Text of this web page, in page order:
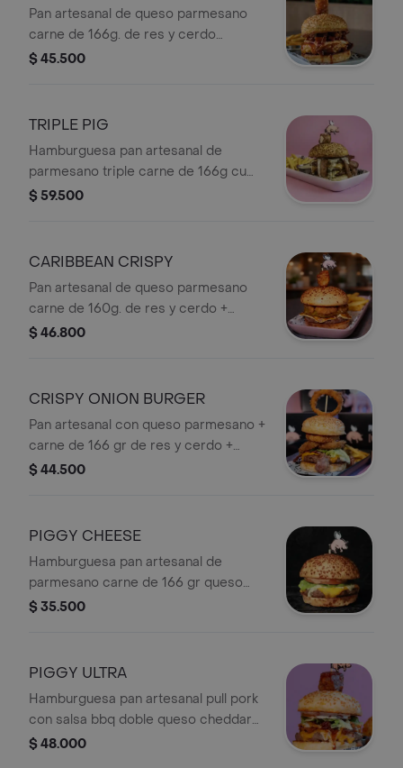
Pan artesanal de queso parmesano
carne de 166g. de res y cerdo
chicharrón crujiente bañado en salsa
chicharrón
$ 45.500
TRIPLE PIG
Hamburguesa pan artesanal de
parmesano triple carne de 166g cu
triple tocineta triple queso salsa de
Papas
$ 59.500
CARIBBEAN CRISPY
Pan artesanal de queso parmesano
carne de 160g. de res y cerdo +
trozos de pechuga apanda+ queso
$ 46.800
CRISPY ONION BURGER
Pan artesanal con queso parmesano +
carne de 166 gr de res y cerdo +
queso cheddar + doble tocineta +
balsámica y queso parmessano grana
$ 44.500
PIGGY CHEESE
Hamburguesa pan artesanal de
parmesano carne de 166 gr queso
cheddar cogollo europeo tomate
$ 35.500
PIGGY ULTRA
Hamburguesa pan artesanal pull pork
con salsa bbq doble queso cheddar
90 gr de nuestro chicharrones
$ 48.000